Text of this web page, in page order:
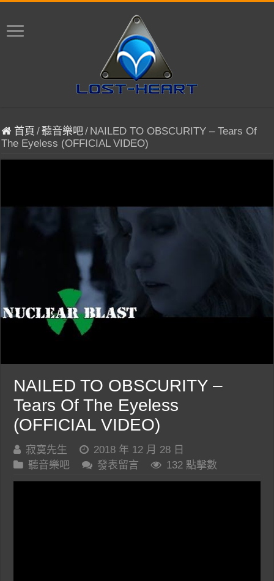
首頁 /聽音樂吧/ NAILED TO OBSCURITY – Tears Of
The Eyeless (OFFICIAL VIDEO)
NAILED TO OBSCURITY –
Tears Of The Eyeless
(OFFICIAL VIDEO)
寂寞先生
2018 年 12 月 28 日
聽音樂吧
發表留言 132 點擊數